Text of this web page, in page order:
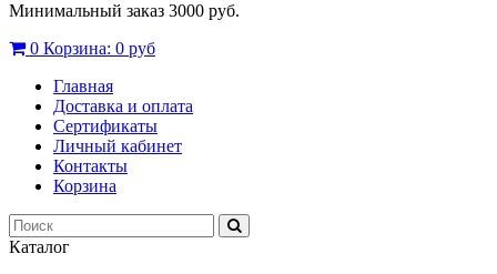
Минимальный заказ 3000 руб.
0 Корзина: 0 руб
Главная
Доставка и оплата
Сертификаты
Личный кабинет
Контакты
Корзина
Каталог